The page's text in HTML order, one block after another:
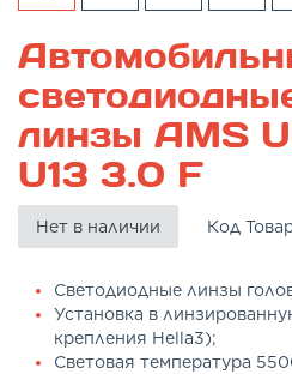
линзы AMS
U13 3.0 F
Нет в наличии Код
Светодиодные линзы
Установка в
крепления Hella3);
Световая температура